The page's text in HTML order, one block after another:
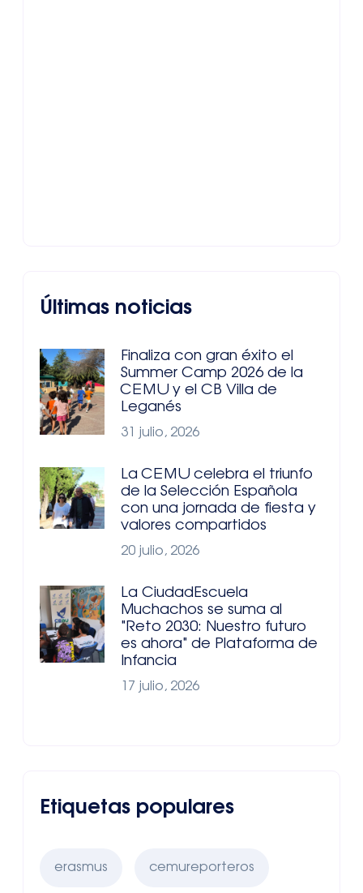
Últimas noticias
Finaliza con gran éxito el
Summer Camp 2026 de la
CEMU y el CB Villa de
Leganés
31 julio, 2026
La CEMU celebra el triunfo
de la Selección Española
con una jornada de fiesta y
valores compartidos
20 julio, 2026
La CiudadEscuela
Muchachos se suma al
"Reto 2030: Nuestro futuro
es ahora" de Plataforma de
Infancia
17 julio, 2026
Etiquetas populares
erasmus cemureporteros